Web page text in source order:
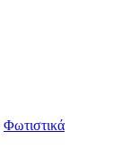
Φωτιστικά